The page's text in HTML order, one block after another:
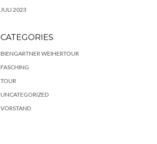
JULI 2023
CATEGORIES
BIENGARTNER WEIHERTOUR
FASCHING
TOUR
UNCATEGORIZED
VORSTAND